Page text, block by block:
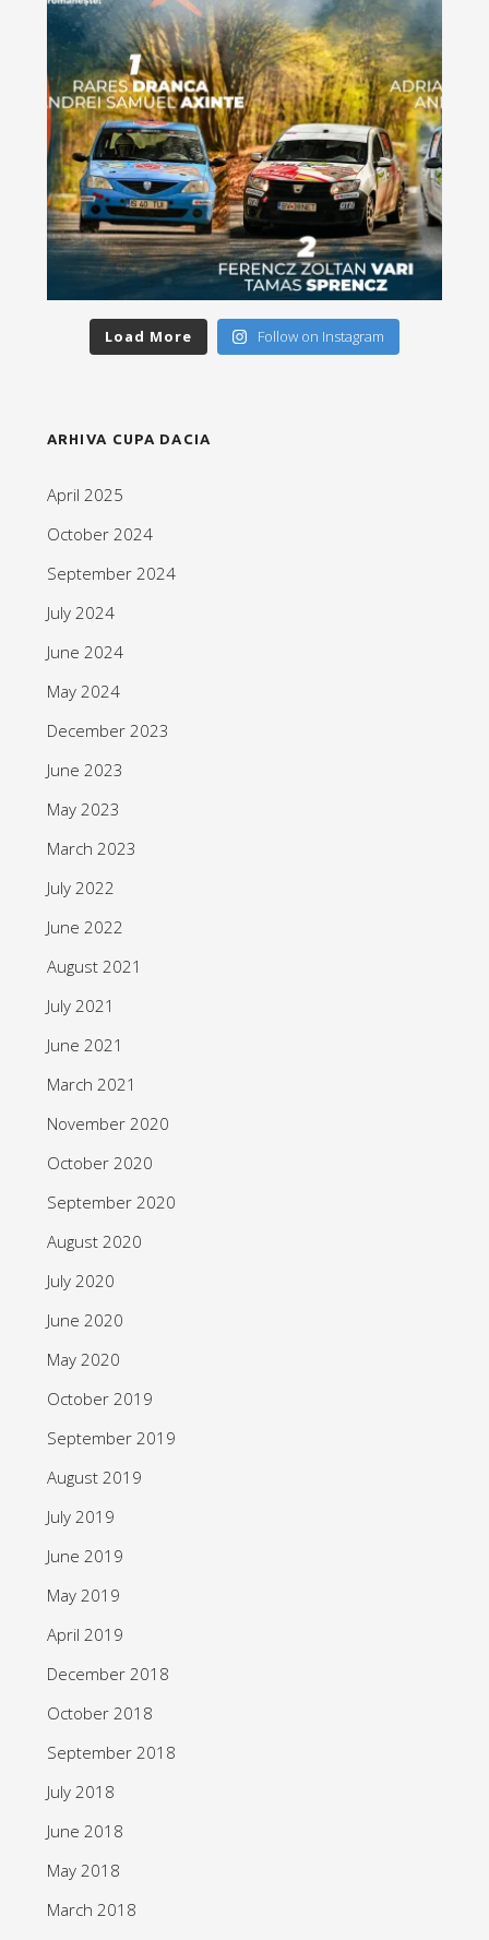
Load More Follow on Instagram
ARHIVA CUPA DACIA
April 2025
October 2024
September 2024
July 2024
June 2024
May 2024
December 2023
June 2023
May 2023
March 2023
July 2022
June 2022
August 2021
July 2021
June 2021
March 2021
November 2020
October 2020
September 2020
August 2020
July 2020
June 2020
May 2020
October 2019
September 2019
August 2019
July 2019
June 2019
May 2019
April 2019
December 2018
October 2018
September 2018
July 2018
June 2018
May 2018
March 2018